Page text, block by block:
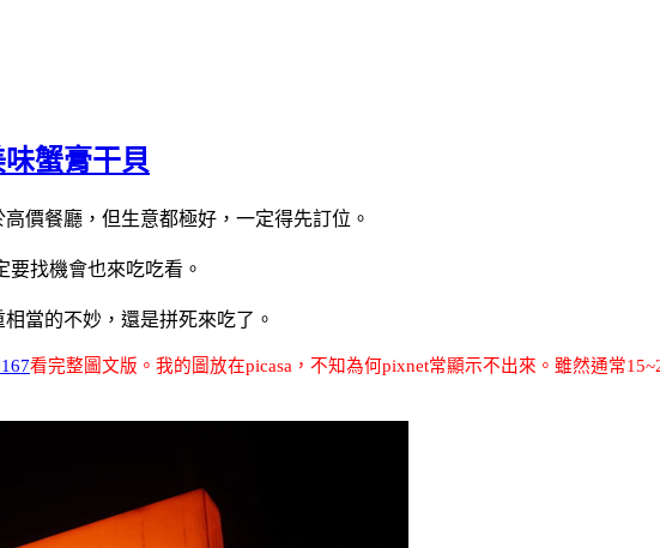
蟹膏干貝
價餐廳，但生意都極好，一定得先訂位。
找機會也來吃吃看。
當的不妙，還是拼死來吃了。
看完整圖文版 。我的圖放在picasa ，不知為何pixnet常顯示不出來。雖然通常